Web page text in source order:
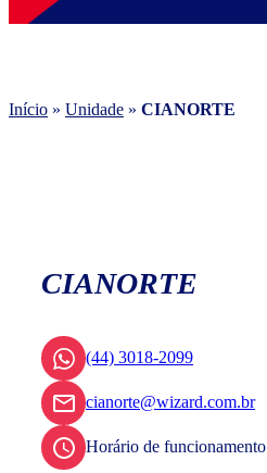
Início » Unidade » CIANORTE
CIANORTE
(44) 3018-2099
cianorte@wizard.com.br
Horário de funcionamento